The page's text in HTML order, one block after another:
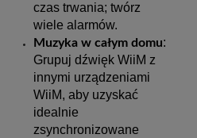
czas trwania; twórz
wiele alarmów.
Muzyka w całym domu:
Grupuj dźwięk WiiM z
innymi urządzeniami
WiiM, aby uzyskać
idealnie
zsynchronizowane